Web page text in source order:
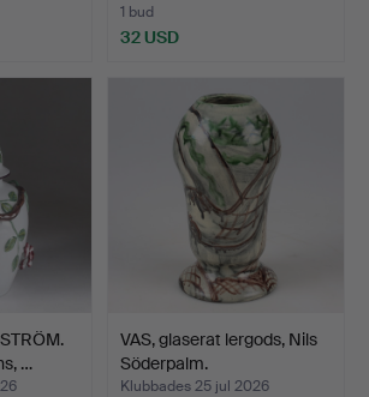
1 bud
32 USD
…
VAS, glaserat lergods, Nils
Söderpalm.
Klubbades 25 jul 2026